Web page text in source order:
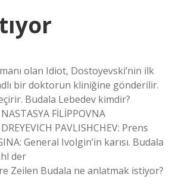
olan Idiot, Dostoyevski’nin ilk
bir doktorun kliniğine gönderilir.
Budala Lebedev kimdir?
FİLİPPOVNA
PAVLISHCHEV: Prens
General Ivolgin’in karısı. Budala
der
Zeilen Budala ne anlatmak istiyor?